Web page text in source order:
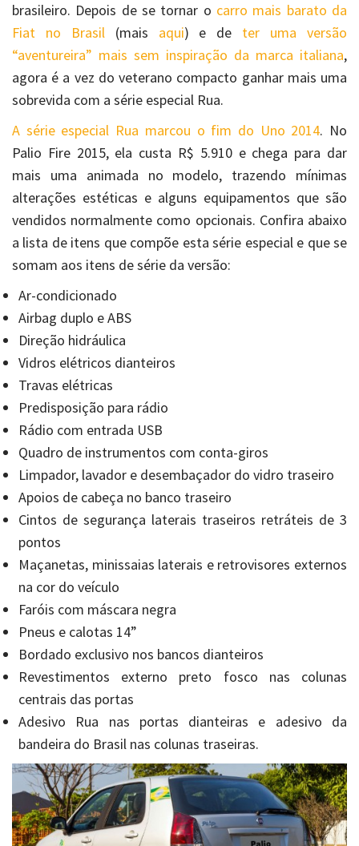
brasileiro. Depois de se tornar o carro mais barato da
Fiat no Brasil(mais aqui) e de ter uma versão
“aventureira” mais sem inspiração da marca italiana,
agora é a vez do veterano compacto ganhar mais uma
sobrevida com a série especial Rua.
A série especial Rua marcou o fim do Uno 2014. No
Palio Fire 2015, ela custa R$ 5.910 e chega para dar
mais uma animada no modelo, trazendo mínimas
alterações estéticas e alguns equipamentos que são
vendidos normalmente como opcionais. Confira abaixo
a lista de itens que compõe esta série especial e que se
somam aos itens de série da versão:
Ar-condicionado
Airbag duplo e ABS
Direção hidráulica
Vidros elétricos dianteiros
Travas elétricas
Predisposição para rádio
Rádio com entrada USB
Quadro de instrumentos com conta-giros
Limpador, lavador e desembaçador do vidro traseiro
Apoios de cabeça no banco traseiro
Cintos de segurança laterais traseiros retráteis de 3
pontos
Maçanetas, minissaias laterais e retrovisores externos
na cor do veículo
Faróis com máscara negra
Pneus e calotas 14”
Bordado exclusivo nos bancos dianteiros
Revestimentos externo preto fosco nas colunas
centrais das portas
Adesivo Rua nas portas dianteiras e adesivo da
bandeira do Brasil nas colunas traseiras.